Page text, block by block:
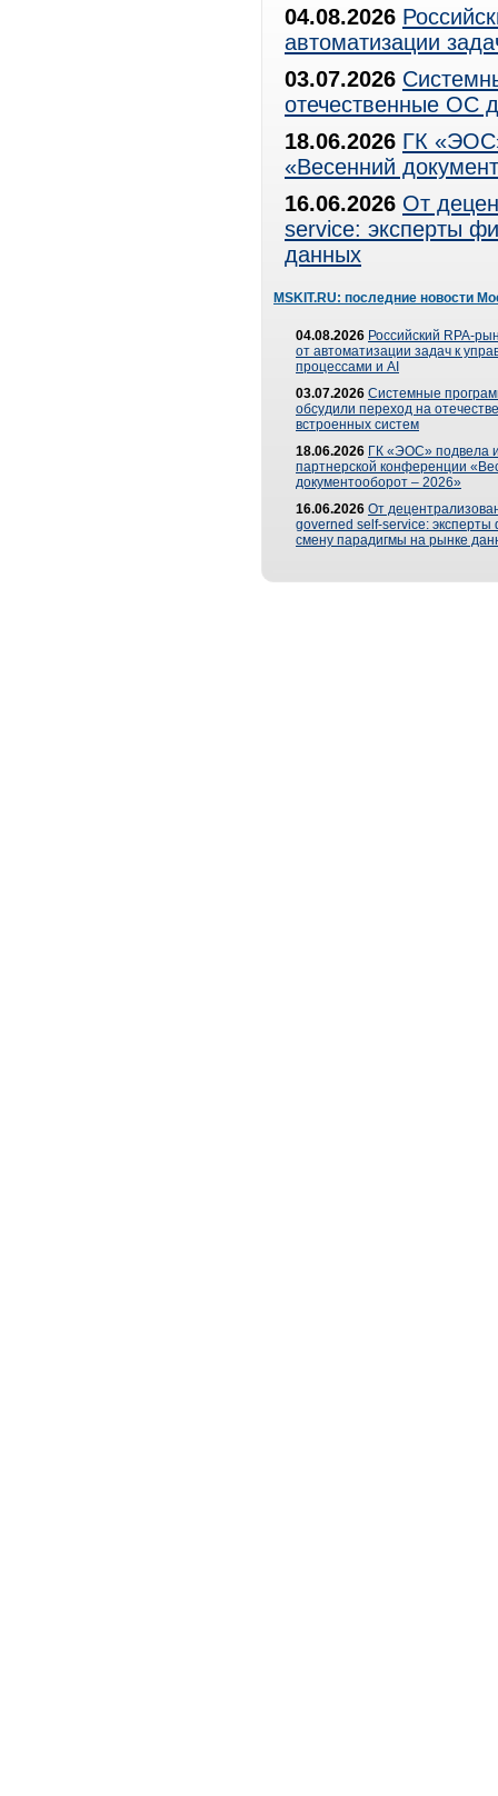
04.08.2026
автоматизации
03.07.2026
отечественные ОС
18.06.2026 ГК
«Весенний
16.06.2026 От
service: эксперты
данных
MSKIT.RU: последние новости
04.08.2026 Российский RPA-
от автоматизации задач к
процессами и AI
03.07.2026 Системные
обсудили переход на
встроенных систем
18.06.2026 ГК «ЭОС» подвела
партнерской конференции
документооборот – 2026»
16.06.2026 От
governed self-service: эксперты
смену парадигмы на рынке